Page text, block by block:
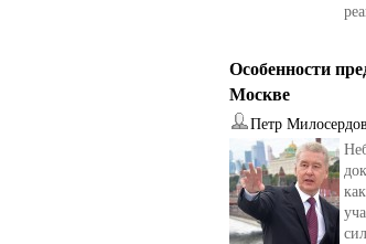
Особенности
Москве
Петр Милосердов